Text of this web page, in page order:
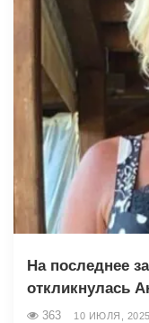
На последнее
откликнулась
363 10 ИЮЛЯ,